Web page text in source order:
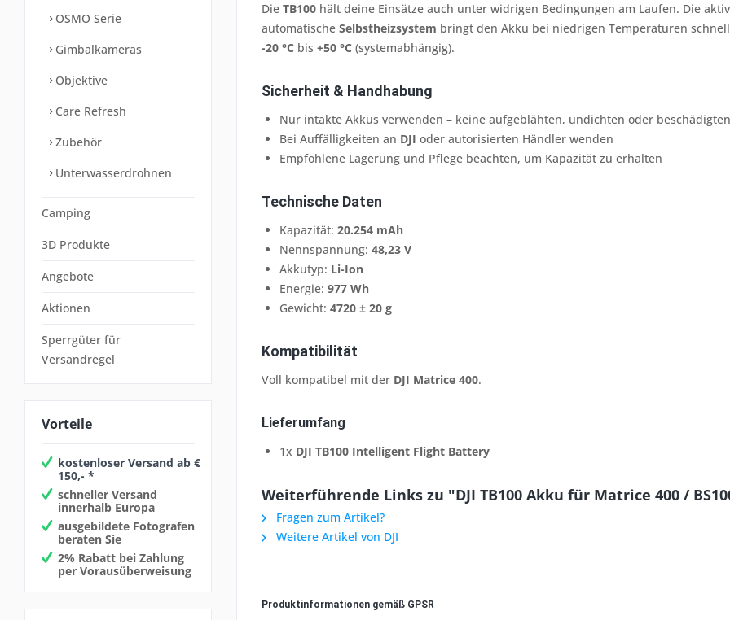
OSMO Serie
Gimbalkameras
Objektive
Care Refresh
Zubehör
Unterwasserdrohnen
Camping
3D Produkte
Angebote
Aktionen
Sperrgüter für
Versandregel
Vorteile
kostenloser Versand ab €
150,- *
schneller Versand
innerhalb Europa
ausgebildete Fotografen
beraten Sie
2% Rabatt bei Zahlung
per Vorausüberweisung
Die TB100 hält deine Einsätze auch unter widrigen Bedingungen am Laufen. Die
automatische Selbstheizsystem bringt den Akku bei niedrigen Temperaturen
-20 °C bis +50 °C (systemabhängig).
Sicherheit & Handhabung
Nur intakte Akkus verwenden – keine aufgeblähten, undichten oder
Bei Auffälligkeiten an DJI oder autorisierten Händler wenden
Empfohlene Lagerung und Pflege beachten, um Kapazität zu erhalten
Technische Daten
Kapazität: 20.254 mAh
Nennspannung: 48,23 V
Akkutyp: Li-Ion
Energie: 977 Wh
Gewicht: 4720 ± 20 g
Kompatibilität
Voll kompatibel mit der DJI Matrice 400.
Lieferumfang
1x DJI TB100 Intelligent Flight Battery
Weiterführende Links zu "DJI TB100 Akku für Matrice 400 /
Fragen zum Artikel?
Weitere Artikel von DJI
Produktinformationen gemäß GPSR